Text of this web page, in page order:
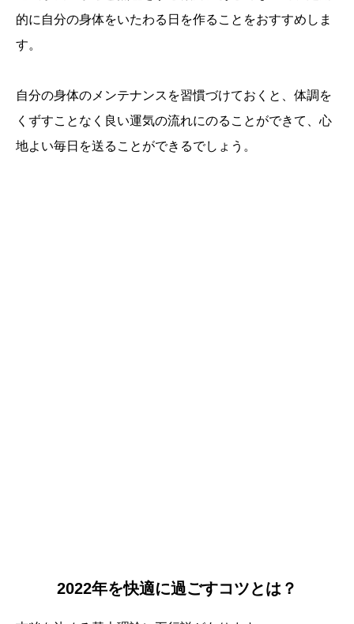
的に自分の身体をいたわる日を作ることをおすすめしま
す。
自分の身体のメンテナンスを習慣づけておくと、体調を
くずすことなく良い運気の流れにのることができて、心
地よい毎日を送ることができるでしょう。
2022年を快適に過ごすコツとは？